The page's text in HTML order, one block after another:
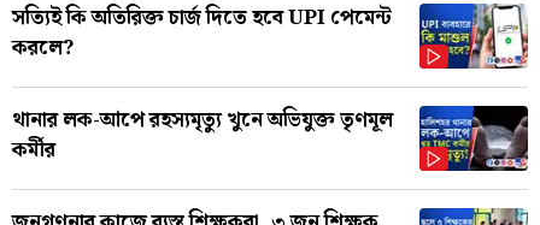
সত্যিই কি অতিরিক্ত চার্জ দিতে হবে UPI পেমেন্ট
করলে?
থানার লক-আপে রহস্যমৃত্যু খুনে অভিযুক্ত তৃণমূল
কর্মীর